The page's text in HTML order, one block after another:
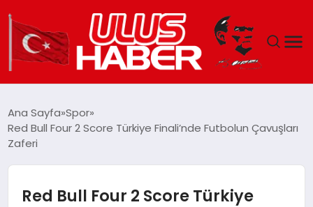
DÜNYA
Ana Sayfa Spor
Red Bull Four 2 Score Türkiye Finali’nde Futbolun Çavuşları
Zaferi
Red Bull Four 2 Score Türkiye